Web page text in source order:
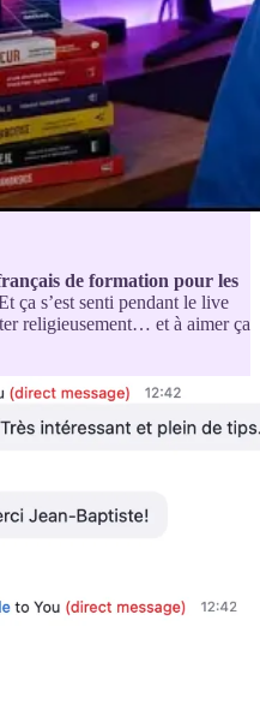
de formation pour les
ça s’est senti pendant le live
religieusement… et à aimer ça